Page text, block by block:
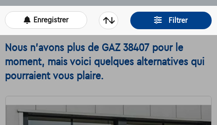
Filtrer
Enregistrer
Nous n'avons plus de GAZ 38407 pour le
moment, mais voici quelques alternatives qui
pourraient vous plaire.